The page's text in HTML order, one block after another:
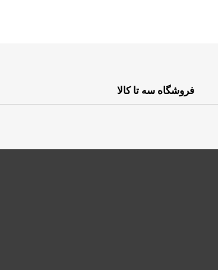
فروشگاه سه تا کالا